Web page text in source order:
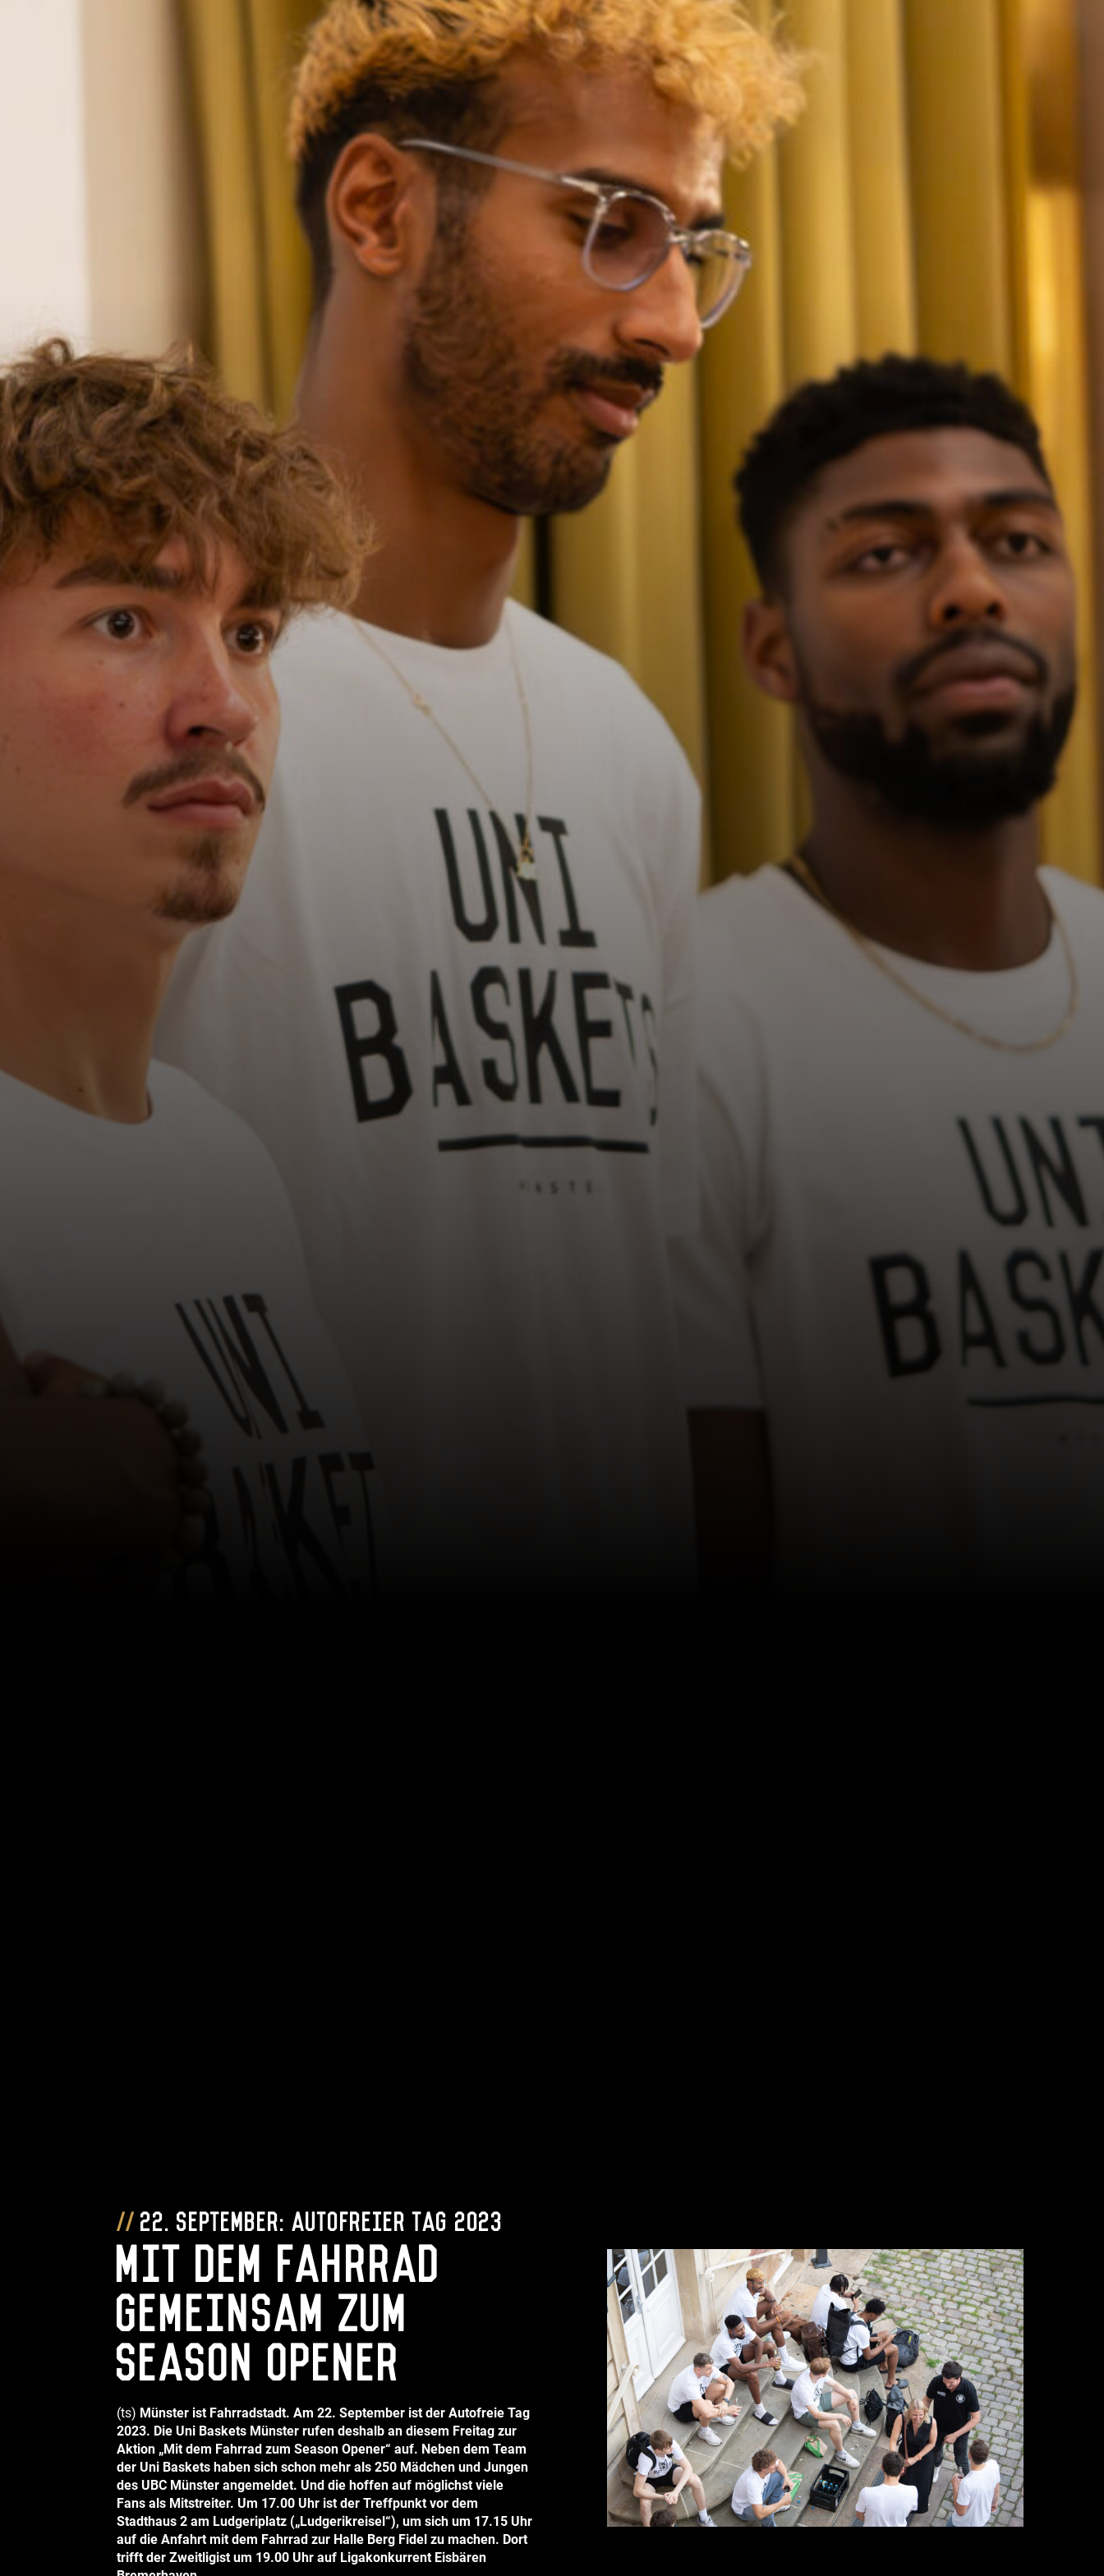
22. September: Autofreier Tag 2023
Mit dem Fahrrad
gemeinsam zum
Season Opener
(ts) Münster ist Fahrradstadt. Am 22. September ist der Autofreie Tag
2023. Die Uni Baskets Münster rufen deshalb an diesem Freitag zur
Aktion „Mit dem Fahrrad zum Season Opener“ auf. Neben dem Team
der Uni Baskets haben sich schon mehr als 250 Mädchen und Jungen
des UBC Münster angemeldet. Und die hoffen auf möglichst viele
Fans als Mitstreiter. Um 17.00 Uhr ist der Treffpunkt vor dem
Stadthaus 2 am Ludgeriplatz („Ludgerikreisel“), um sich um 17.15 Uhr
auf die Anfahrt mit dem Fahrrad zur Halle Berg Fidel zu machen. Dort
trifft der Zweitligist um 19.00 Uhr auf Ligakonkurrent Eisbären